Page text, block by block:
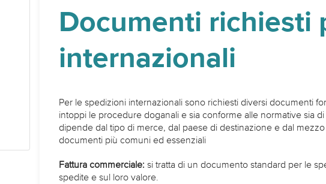
Documenti richiesti
internazionali
Per le spedizioni internazionali sono richiesti diversi documenti
intoppi le procedure doganali e sia conforme alle normative sia
dipende dal tipo di merce, dal paese di destinazione e dal
documenti più comuni ed essenziali
Fattura commerciale: si tratta di un documento standard per le
spedite e sul loro valore.